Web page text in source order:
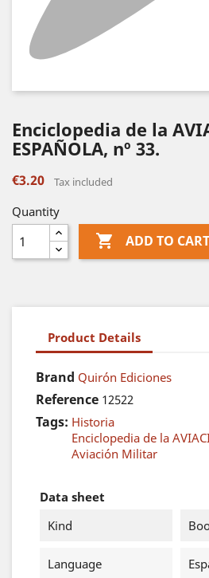
Enciclopedia de la
ESPAÑOLA, nº 33.
€3.20 Tax included
Quantity
 ADD TO CART
Product Details
Brand Quirón Ediciones
Reference 12522
Tags: Historia
Enciclopedia de la
Aviación Militar
Data sheet
Kind
Language